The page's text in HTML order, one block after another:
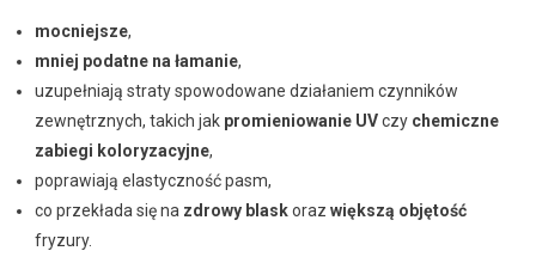
mocniejsze,
mniej podatne na łamanie,
uzupełniają straty spowodowane działaniem czynników
zewnętrznych, takich jak promieniowanie UVczy chemiczne
zabiegi koloryzacyjne,
poprawiają elastyczność pasm,
co przekłada się na zdrowy blaskoraz większą objętość
fryzury.